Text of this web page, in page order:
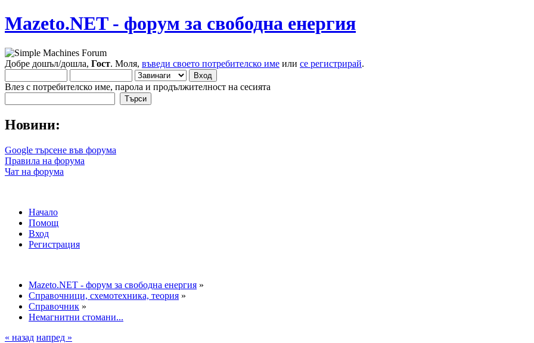
Mazeto.NET - форум за свободна енергия
Добре дошъл/дошла, Гост. Моля, въведи своето потребителско име или се регистрирай.
Влез с потребителско име, парола и продължителност на сесията
Новини:
Google търсене във форума
Правила на форума
Чат на форума
Начало
Помощ
Вход
Регистрация
Mazeto.NET - форум за свободна енергия »
Справочници, схемотехника, теория »
Справочник »
Немагнитни стомани...
« назад напред »